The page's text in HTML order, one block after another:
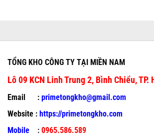
TỔNG KHO CÔNG TY TẠI MIỀN NAM
Lô 09 KCN Linh Trung 2, Bình Chiểu, TP.
Email : primetongkho@gmail.com
Website : https://primetongkho.com
Mobile : 0965.586.589